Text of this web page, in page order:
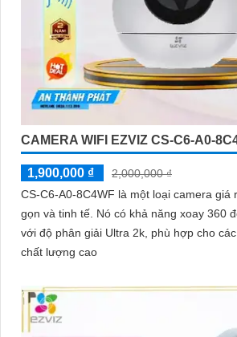
CAMERA WIFI EZVIZ CS-C6-A0-
1,900,000 ₫
2,000,000 ₫
CS-C6-A0-8C4WF là một loại camera giá
gọn và tinh tế. Nó có khả năng xoay 360 độ, hình ảnh sắc nét
với độ phân giải Ultra 2k, phù hợp cho
chất lượng cao